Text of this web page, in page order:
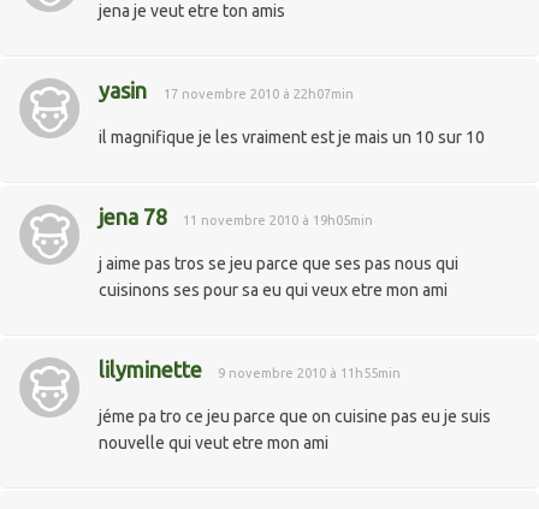
jena je veut etre ton amis
yasin 17 novembre 2010 à 22h07min
il magnifique je les vraiment est je mais un 10 sur 10
jena 78 11 novembre 2010 à 19h05min
j aime pas tros se jeu parce que ses pas nous qui
cuisinons ses pour sa eu qui veux etre mon ami
lilyminette 9 novembre 2010 à 11h55min
jéme pa tro ce jeu parce que on cuisine pas eu je suis
nouvelle qui veut etre mon ami